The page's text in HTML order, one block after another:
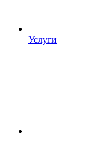
Услуги